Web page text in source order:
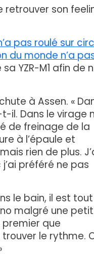
retrouver son
pas roulé sur
du monde n’a
YZR-M1 afin de
à Assen. «
il. Dans le virage
de freinage de la
à l’épaule et
rien de plus.
préféré ne pas
le bain, il est tout
malgré une
premier que
le rythme.